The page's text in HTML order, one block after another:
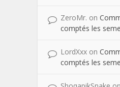
ZeroMr. on
comptés les
LordXxx on
comptés les